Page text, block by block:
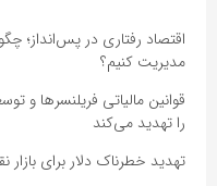
اقتصاد رفتاری در پس‌انداز؛
مدیریت کنیم؟
قوانین مالیاتی فریلنسرها و
را تهدید می‌کند
تهدید خطرناک دلار برای بازار